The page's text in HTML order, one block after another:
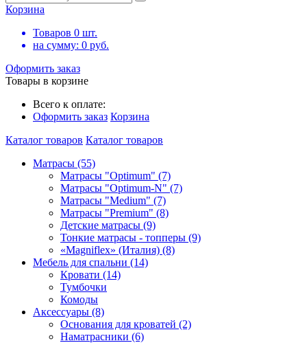
Корзина
Товаров 0 шт.
на сумму: 0 руб.
Оформить заказ
Товары в корзине
Всего к оплате:
Оформить заказ Корзина
Каталог товаров Каталог товаров
Матрасы (55)
Матрасы "Optimum" (7)
Матрасы "Optimum-N" (7)
Матрасы "Medium" (7)
Матрасы "Premium" (8)
Детские матрасы (9)
Тонкие матрасы - топперы (9)
«Magniflex» (Италия) (8)
Мебель для спальни (14)
Кровати (14)
Тумбочки
Комоды
Аксессуары (8)
Основания для кроватей (2)
Наматрасники (6)